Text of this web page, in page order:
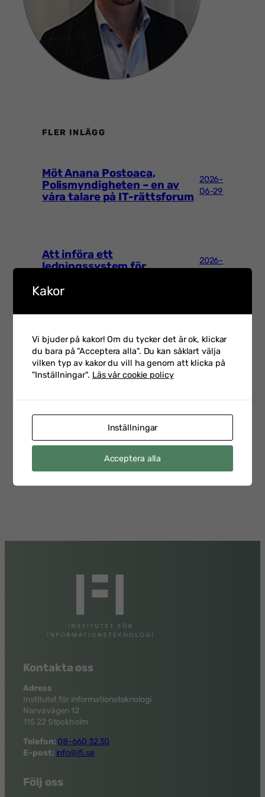
FLER INLÄGG
Möt Anana Postoaca,
Polismyndigheten – en av
våra talare på IT-rättsforum
2026-
06-29
Att införa ett
ledningssystem för
2026-
Talarintervju inför Hot &
Säkerhet 2026 med Petra
Klein som är CSO på
Swedbank
2026-
02-23
Talarintervju inför
Personalsäkerhetsdagen
med Emelie Staaf Karifjord
Head of Security Vetting &
Support på Saab
2026-
Kontakta oss
Adress
Institutet för informationsteknologi
Narvavägen 12
115 22 Stockholm
Telefon: 08-660 32 30
E-post: info@ifi.se
Följ oss
Kakor
Vi bjuder på kakor! Om du tycker det är ok, klickar
du bara på "Acceptera alla". Du kan såklart välja
vilken typ av kakor du vill ha genom att klicka på
"Inställningar". Läs vår cookie policy
Inställningar
Acceptera alla